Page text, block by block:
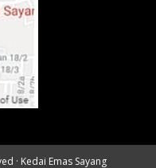
· Kedai Emas Sayang